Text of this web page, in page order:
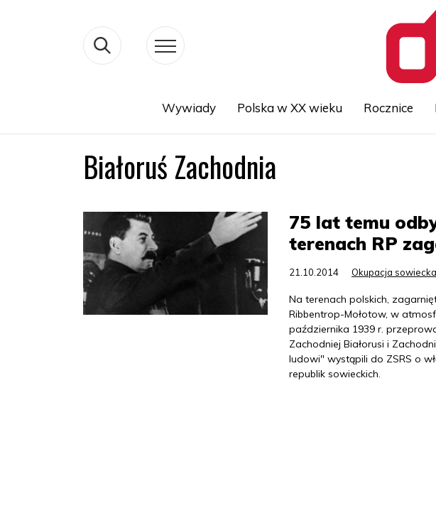
Wywiady Polska w XX wieku Rocznice
Białoruś Zachodnia
75 lat temu
terenach RP
21.10.2014 Okupacja sowiecka
Na terenach polskich,
Ribbentrop-Mołotow, w
października 1939 r.
Zachodniej Białorusi i
ludowi" wystąpili do ZSRS o
republik sowieckich.